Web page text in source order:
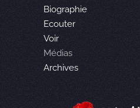
Biographie
Ecouter
Voir
Médias
Archives